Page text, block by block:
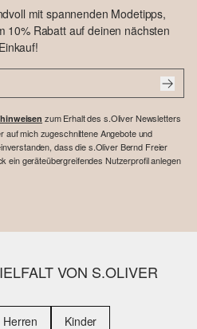
mit spannenden Modetipps,
10% Rabatt auf deinen nächsten
Einkauf!
zum Erhalt des s.Oliver Newsletters
auf mich zugeschnittene Angebote und
dass die s.Oliver Bernd Freier
ein geräteübergreifendes Nutzerprofil anlegen
VON S.OLIVER
Herren Kinder